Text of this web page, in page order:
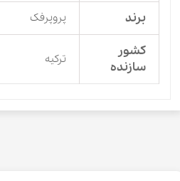
برند پروپرفک
کشور
سازنده
ترکیه